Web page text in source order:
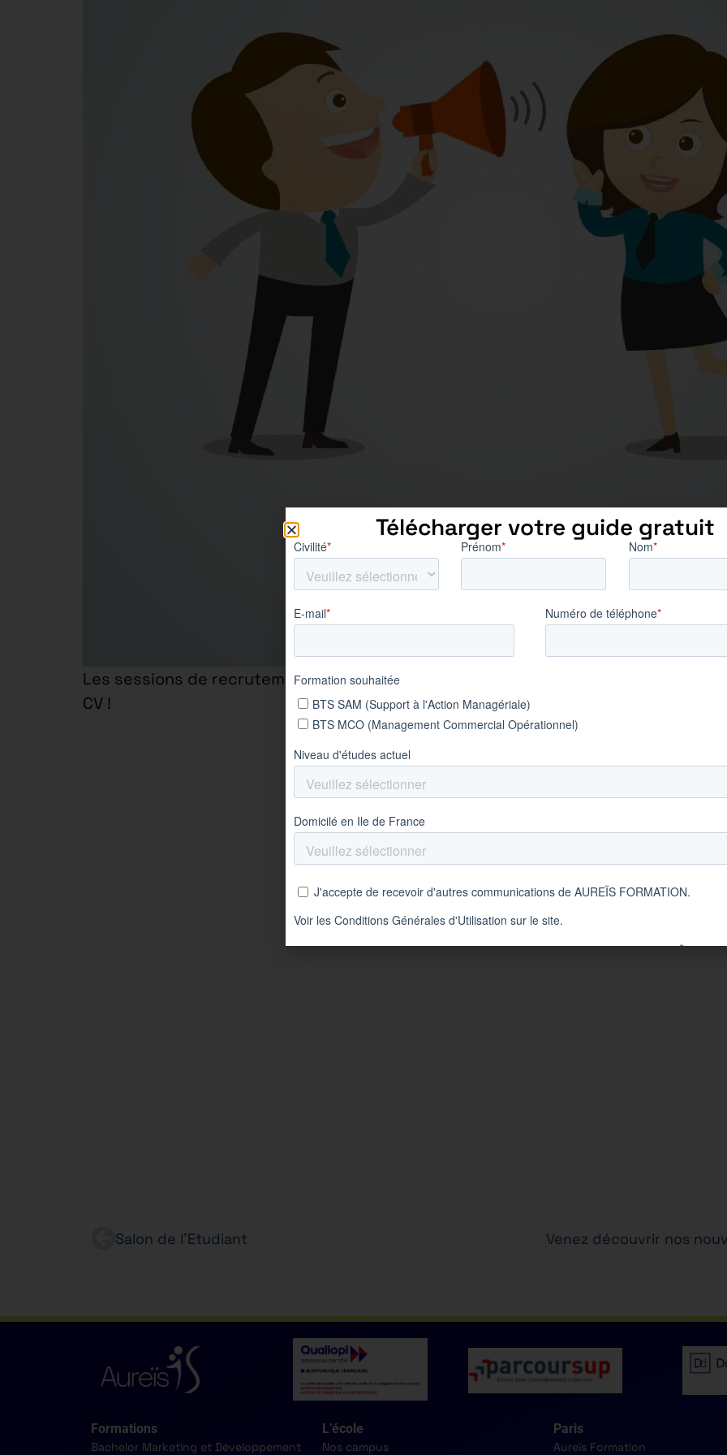
Les sessions de recrutement débutent, n’attendez pas pour nous adresser vos
CV !
Salon de l’Etudiant
Formations
Bachelor Marketing et Développement
L’école
Nos campus
Paris
Aureïs Formation
Télécharger votre guide gratuit